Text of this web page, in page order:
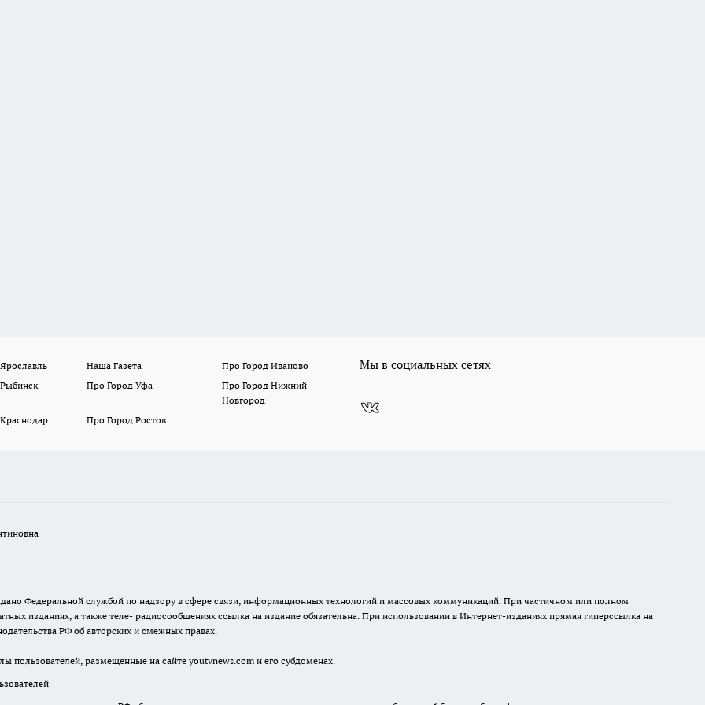
Наша Газета
Про Город Иваново
Про Город Уфа
Про Город Нижний
Новгород
Про Город Ростов
Мы в социальных сетях
Федеральной службой по надзору в сфере связи, информационных технологий и массовых коммуникаций. При частичном или полном
изданиях, а также теле- радиосообщениях ссылка на издание обязательна. При использовании в Интернет-изданиях прямая гиперссылка на
РФ об авторских и смежных правах.
пользователей, размещенные на сайте youtvnews.com и его субдоменах.